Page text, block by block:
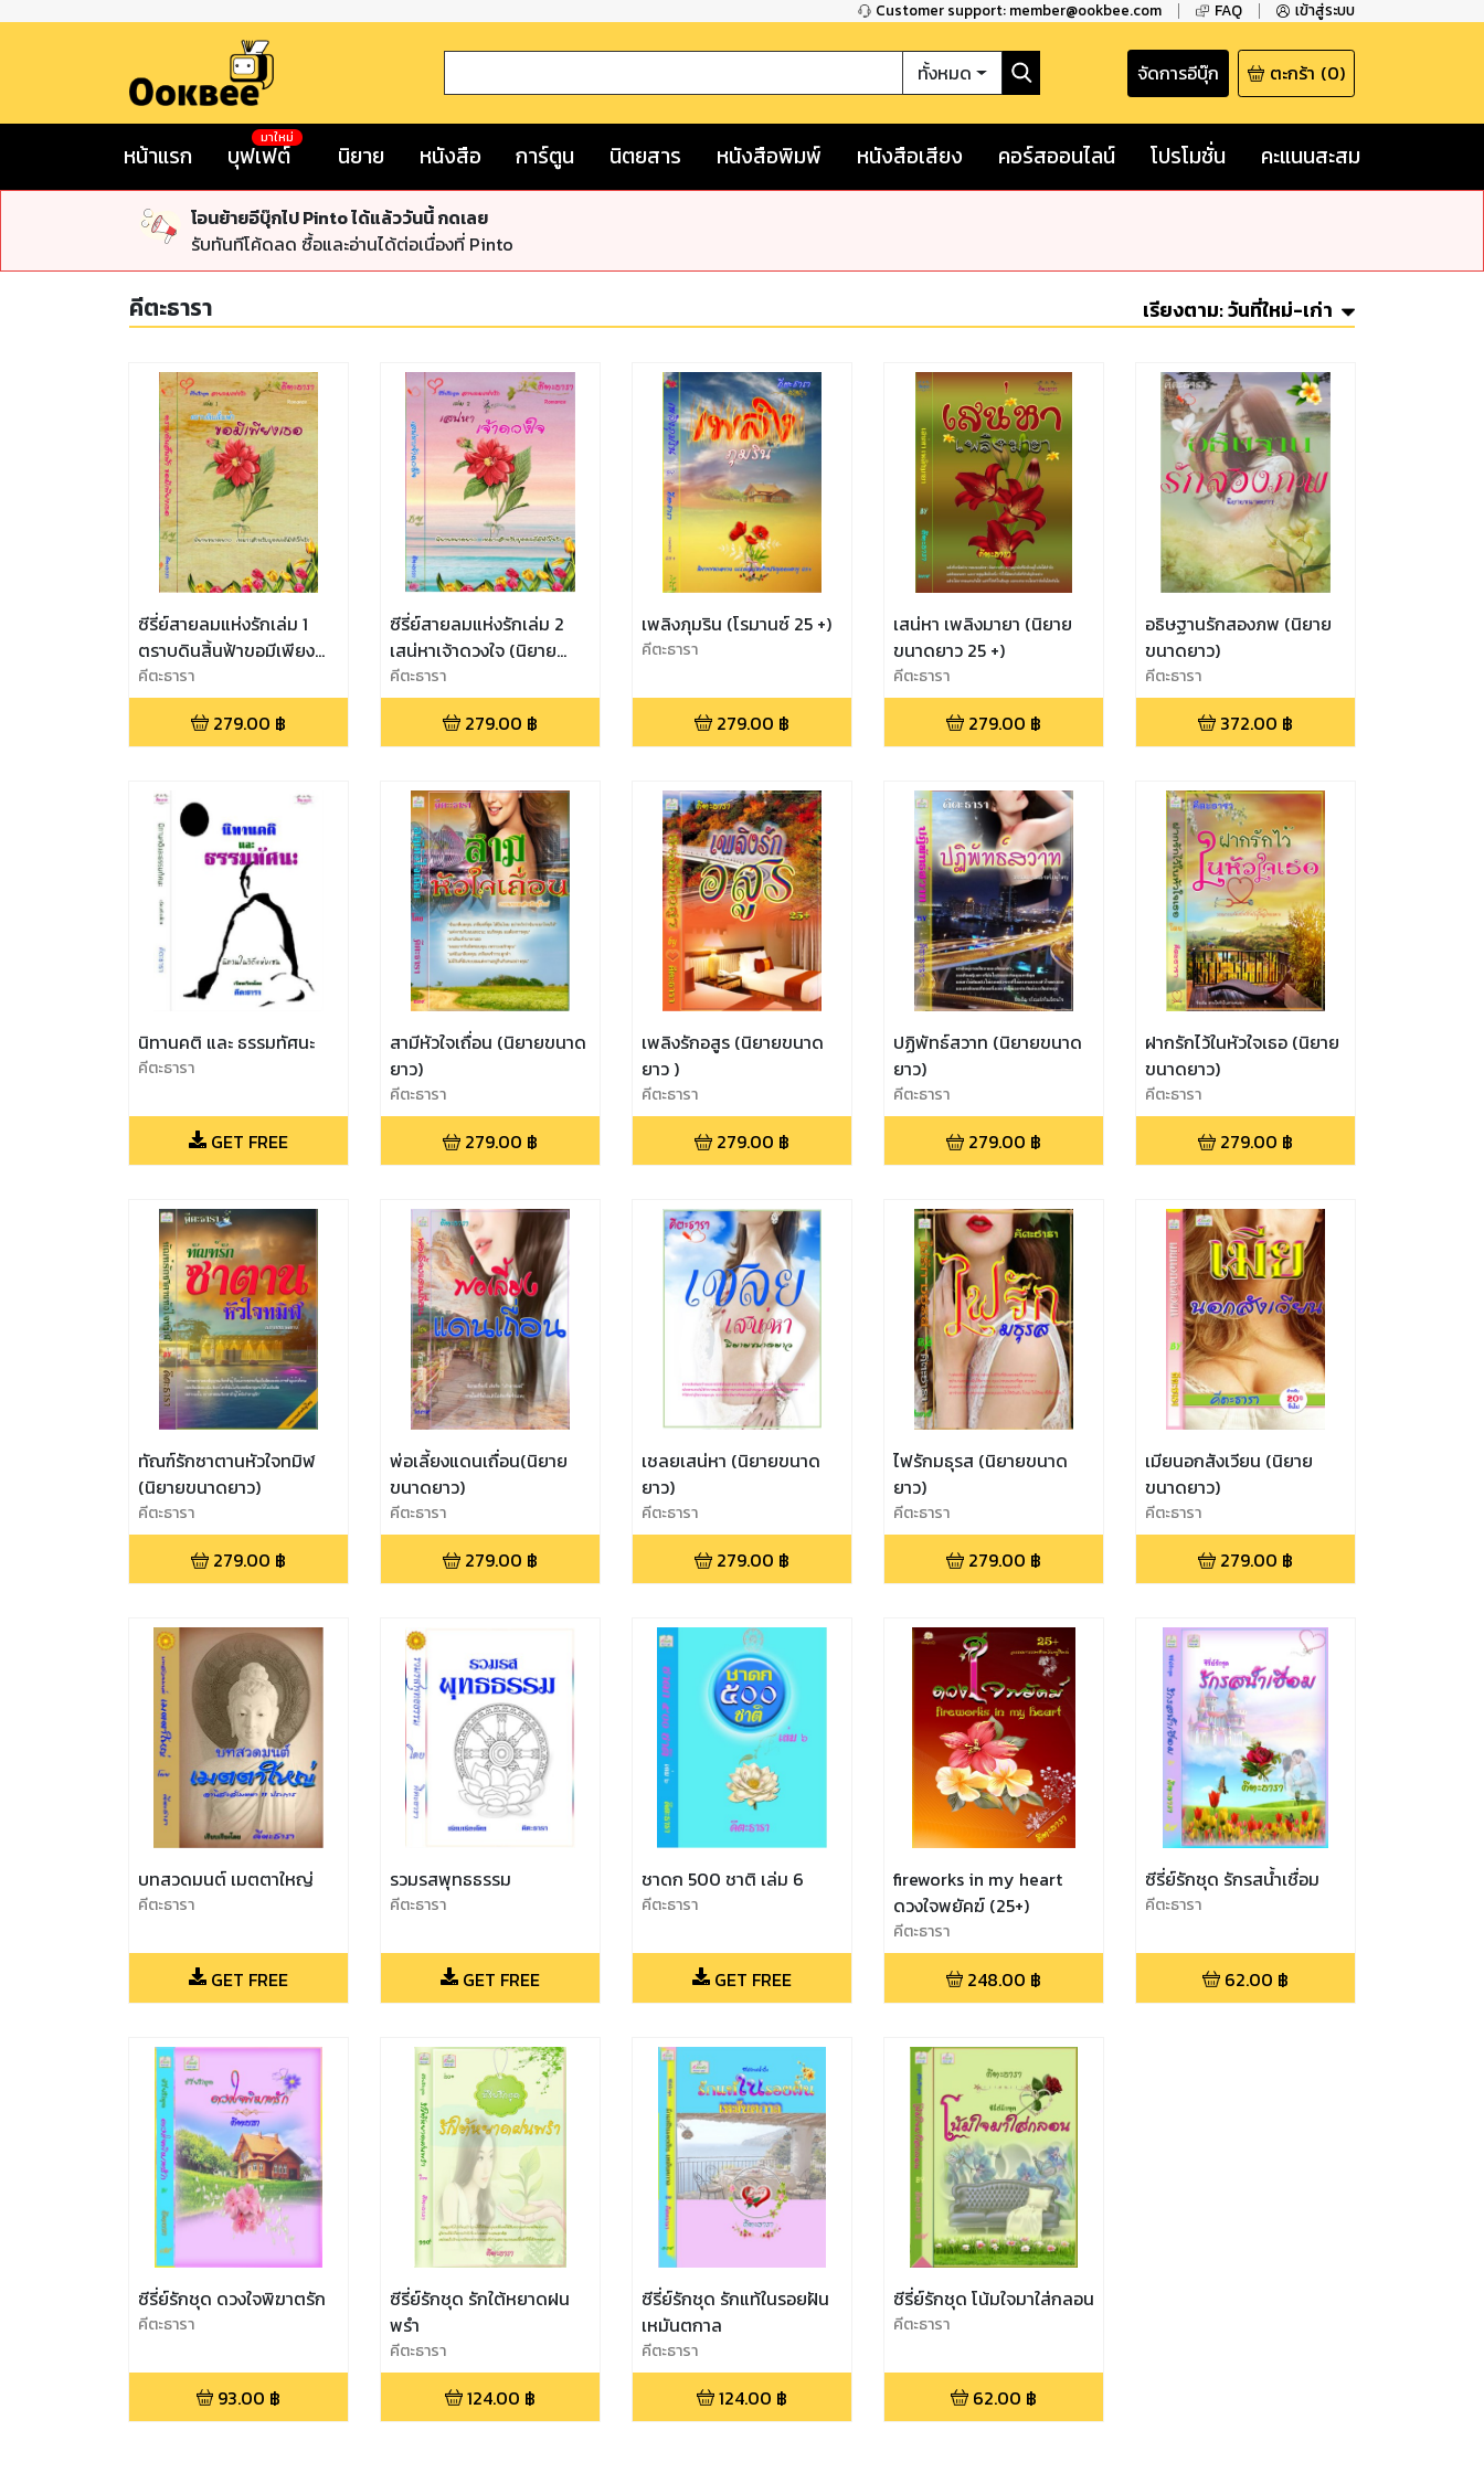
Customer support: member@ookbee.com FAQ เข้าสู่ระบบ
ทั้งหมด จัดการอีบุ๊ก ตะกร้า (0)
หน้าแรก บุฟเฟต์
มาใหม่
นิยาย หนังสือ การ์ตูน นิตยสาร หนังสือพิมพ์ หนังสือเสียง คอร์สออนไลน์ โปรโมชั่น คะแนนสะสม
โอนย้ายอีบุ๊กไป Pinto ได้แล้ววันนี้ กดเลย
รับทันทีโค้ดลด ซื้อและอ่านได้ต่อเนื่องที่ Pinto
คีตะธารา เรียงตาม:วันที่ใหม่-เก่า
ซีรี่ย์สายลมแห่งรักเล่ม 1
ตราบดินสิ้นฟ้าขอมีเพียง
เพียงเธอ (นิยายขนาดยาว
25+)
คีตะธารา
279.00 ฿
ซีรี่ย์สายลมแห่งรักเล่ม 2
เสน่หาเจ้าดวงใจ (นิยาย
ขนาดยาว 25+)
คีตะธารา
279.00 ฿
เพลิงภุมริน (โรมานซ์ 25 +)
คีตะธารา
279.00 ฿
เสน่หา เพลิงมายา (นิยาย
ขนาดยาว 25 +)
คีตะธารา
279.00 ฿
อธิษฐานรักสองภพ (นิยาย
ขนาดยาว)
คีตะธารา
372.00 ฿
นิทานคติ และ ธรรมทัศนะ
คีตะธารา
GET FREE
สามีหัวใจเถื่อน (นิยายขนาด
ยาว)
คีตะธารา
279.00 ฿
เพลิงรักอสูร (นิยายขนาด
ยาว )
คีตะธารา
279.00 ฿
ปฏิพัทธ์สวาท (นิยายขนาด
ยาว)
คีตะธารา
279.00 ฿
ฝากรักไว้ในหัวใจเธอ (นิยาย
ขนาดยาว)
คีตะธารา
279.00 ฿
ทัณฑ์รักซาตานหัวใจทมิฬ
(นิยายขนาดยาว)
คีตะธารา
279.00 ฿
พ่อเลี้ยงแดนเถื่อน(นิยาย
ขนาดยาว)
คีตะธารา
279.00 ฿
เชลยเสน่หา (นิยายขนาด
ยาว)
คีตะธารา
279.00 ฿
ไฟรักมธุรส (นิยายขนาด
ยาว)
คีตะธารา
279.00 ฿
เมียนอกสังเวียน (นิยาย
ขนาดยาว)
คีตะธารา
279.00 ฿
บทสวดมนต์ เมตตาใหญ่
คีตะธารา
GET FREE
รวมรสพุทธธรรม
คีตะธารา
GET FREE
ชาดก 500 ชาติ เล่ม 6
คีตะธารา
GET FREE
fireworks in my heart
ดวงใจพยัคฆ์ (25+)
คีตะธารา
248.00 ฿
ซีรี่ย์รักชุด รักรสน้ำเชื่อม
คีตะธารา
62.00 ฿
ซีรี่ย์รักชุด ดวงใจพิฆาตรัก
คีตะธารา
93.00 ฿
ซีรี่ย์รักชุด รักใต้หยาดฝน
พรำ
คีตะธารา
124.00 ฿
ซีรี่ย์รักชุด รักแท้ในรอยฝัน
เหมันตกาล
คีตะธารา
124.00 ฿
ซีรี่ย์รักชุด โน้มใจมาใส่กลอน
คีตะธารา
62.00 ฿